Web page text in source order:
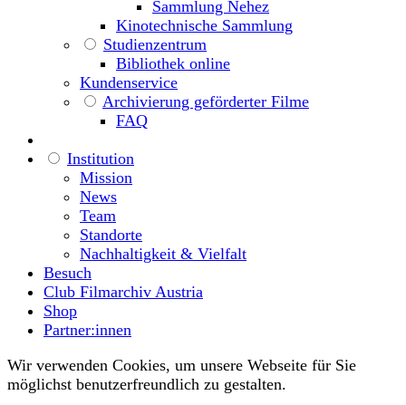
Sammlung Nehez
Kinotechnische Sammlung
Studienzentrum
Bibliothek online
Kundenservice
Archivierung geförderter Filme
FAQ
Institution
Mission
News
Team
Standorte
Nachhaltigkeit & Vielfalt
Besuch
Club Filmarchiv Austria
Shop
Partner:innen
Wir verwenden Cookies, um unsere Webseite für Sie
möglichst benutzerfreundlich zu gestalten.